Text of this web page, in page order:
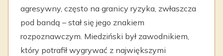
agresywny, często na granicy ryzyka, zwłaszcza
pod bandą – stał się jego znakiem
rozpoznawczym. Miedziński był zawodnikiem,
który potrafił wygrywać z największymi